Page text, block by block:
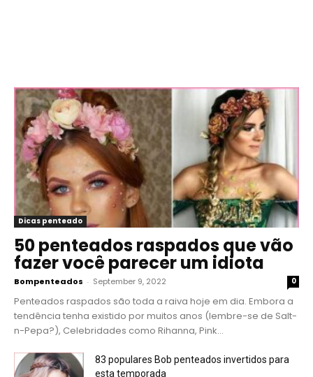
Dicas penteado
50 penteados raspados que vão
fazer você parecer um idiota
Bompenteados - September 9, 2022 0
Penteados raspados são toda a raiva hoje em dia. Embora a
tendência tenha existido por muitos anos (lembre-se de Salt-
n-Pepa?), Celebridades como Rihanna, Pink...
83 populares Bob penteados invertidos para
esta temporada